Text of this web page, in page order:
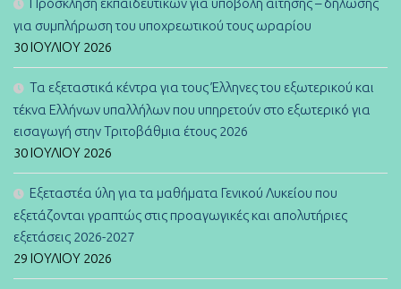
Πρόσκληση εκπαιδευτικών για υποβολή αίτησης – δήλωσης
για συμπλήρωση του υποχρεωτικού τους ωραρίου
30 ΙΟΥΛΊΟΥ 2026
Τα εξεταστικά κέντρα για τους Έλληνες του εξωτερικού και
τέκνα Ελλήνων υπαλλήλων που υπηρετούν στο εξωτερικό για
εισαγωγή στην Τριτοβάθμια έτους 2026
30 ΙΟΥΛΊΟΥ 2026
Εξεταστέα ύλη για τα μαθήματα Γενικού Λυκείου που
εξετάζονται γραπτώς στις προαγωγικές και απολυτήριες
εξετάσεις 2026-2027
29 ΙΟΥΛΊΟΥ 2026